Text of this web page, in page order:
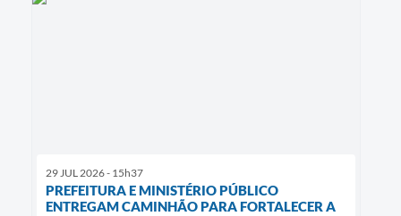
29 JUL 2026 - 15h37
PREFEITURA E MINISTÉRIO PÚBLICO
ENTREGAM CAMINHÃO PARA FORTALECER A